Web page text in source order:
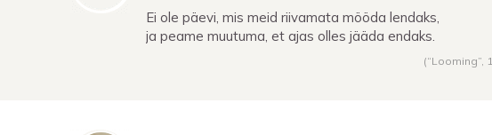
Ei ole päevi, mis meid riivamata mööda lendaks,
ja peame muutuma, et ajas olles jääda endaks.
(“Looming”,